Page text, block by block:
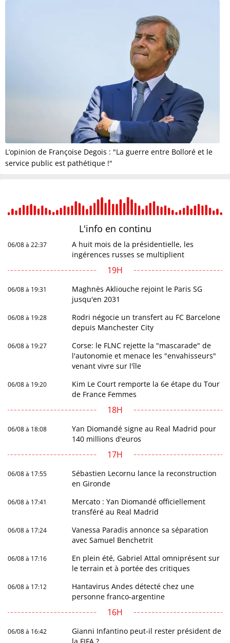
L’opinion de Françoise Degois : "La guerre entre Bolloré et le
service public est pathétique !"
L'info en continu
06/08 à 22:37
A huit mois de la présidentielle, les
ingérences russes se multiplient
19H
06/08 à 19:31
Maghnès Akliouche rejoint le Paris SG
jusqu'en 2031
06/08 à 19:28
Rodri négocie un transfert au FC Barcelone
depuis Manchester City
06/08 à 19:27
Corse: le FLNC rejette la "mascarade" de
l'autonomie et menace les "envahisseurs"
venant vivre sur l'île
06/08 à 19:20
Kim Le Court remporte la 6e étape du Tour
de France Femmes
18H
06/08 à 18:08
Yan Diomandé signe au Real Madrid pour
140 millions d'euros
17H
06/08 à 17:55
Sébastien Lecornu lance la reconstruction
en Gironde
06/08 à 17:41
Mercato : Yan Diomandé officiellement
transféré au Real Madrid
06/08 à 17:24
Vanessa Paradis annonce sa séparation
avec Samuel Benchetrit
06/08 à 17:16
En plein été, Gabriel Attal omniprésent sur
le terrain et à portée des critiques
06/08 à 17:12
Hantavirus Andes détecté chez une
personne franco-argentine
16H
06/08 à 16:42
Gianni Infantino peut-il rester président de